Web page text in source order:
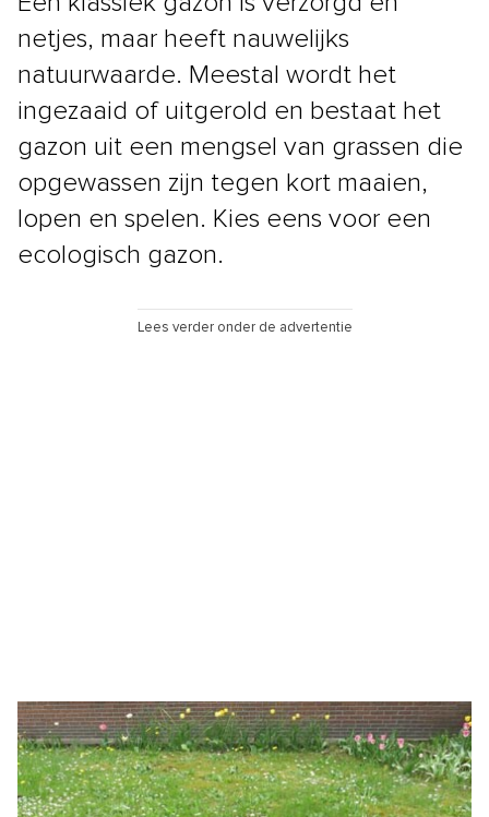
netjes, maar heeft nauwelijks
natuurwaarde. Meestal wordt het
ingezaaid of uitgerold en bestaat het
gazon uit een mengsel van grassen die
opgewassen zijn tegen kort maaien,
lopen en spelen. Kies eens voor een
ecologisch gazon.
Lees verder onder de advertentie